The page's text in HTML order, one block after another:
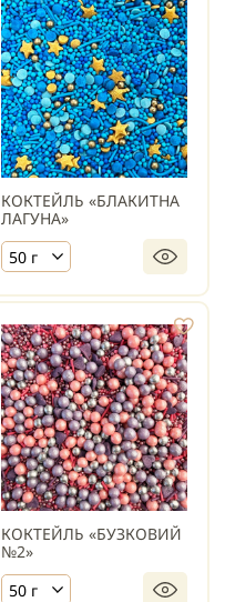
КОКТЕЙЛЬ «БЛАКИТНА
ЛАГУНА»
50 г
КОКТЕЙЛЬ «БУЗКОВИЙ
№2»
50 г